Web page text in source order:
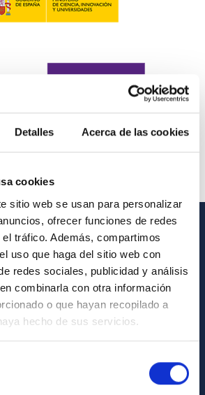
Detalles Acerca de las cookies
cookies
sitio web se usan para personalizar
ofrecer funciones de redes
tráfico. Además, compartimos
uso que haga del sitio web con
redes sociales, publicidad y análisis
combinarla con otra información
o que hayan recopilado a
hecho de sus servicios.